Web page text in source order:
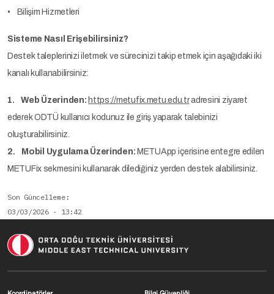
• Bilişim Hizmetleri
Sisteme Nasıl Erişebilirsiniz?
Destek taleplerinizi iletmek ve sürecinizi takip etmek için aşağıdaki iki
kanalı kullanabilirsiniz:
1. Web Üzerinden: https://metufix.metu.edu.tradresini ziyaret
ederek ODTÜ kullanıcı kodunuz ile giriş yaparak talebinizi
oluşturabilirsiniz.
2. Mobil Uygulama Üzerinden: METUApp içerisine entegre edilen
METUFix sekmesini kullanarak dilediğiniz yerden destek alabilirsiniz.
Son Güncelleme
03/03/2026 - 13:42